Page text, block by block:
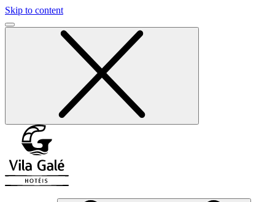
Skip to content